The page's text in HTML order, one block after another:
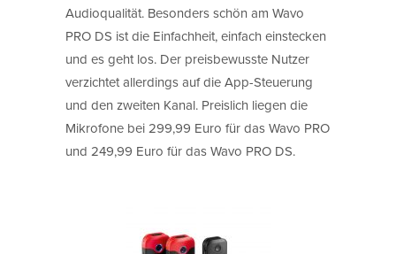
Audioqualität. Besonders schön am Wavo
PRO DS ist die Einfachheit, einfach einstecken
und es geht los. Der preisbewusste Nutzer
verzichtet allerdings auf die App-Steuerung
und den zweiten Kanal. Preislich liegen die
Mikrofone bei 299,99 Euro für das Wavo PRO
und 249,99 Euro für das Wavo PRO DS.